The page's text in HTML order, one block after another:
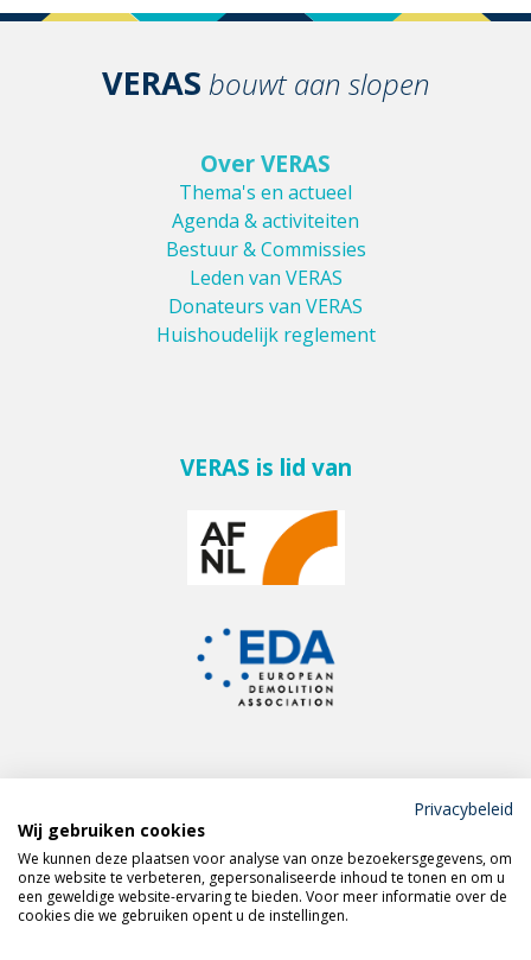
VERAS bouwt aan slopen
Over VERAS
Thema's en actueel
Agenda & activiteiten
Bestuur & Commissies
Leden van VERAS
Donateurs van VERAS
Huishoudelijk reglement
VERAS is lid van
Meld je aan voor de
VERAS nieuwsbrief
Volg VERAS op
Privacybeleid
Wij gebruiken cookies
We kunnen deze plaatsen voor analyse van onze bezoekersgegevens, om
onze website te verbeteren, gepersonaliseerde inhoud te tonen en om u
een geweldige website-ervaring te bieden. Voor meer informatie over de
cookies die we gebruiken opent u de instellingen.